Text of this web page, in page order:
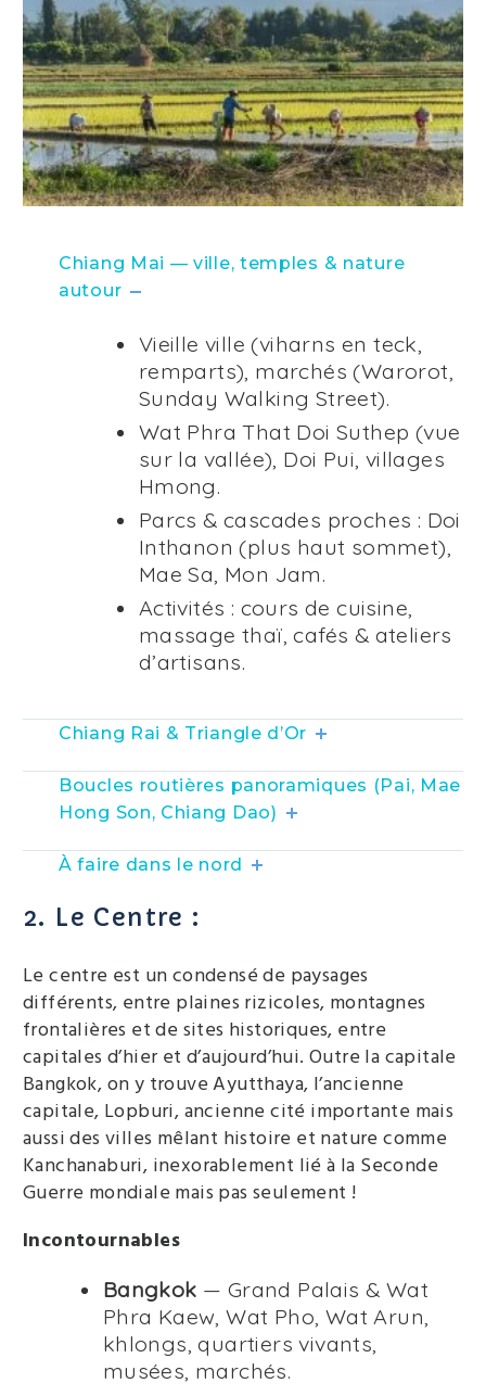
Chiang Mai — ville, temples & nature
autour
Vieille ville (viharns en teck,
remparts), marchés (Warorot,
Sunday Walking Street).
Wat Phra That Doi Suthep (vue
sur la vallée), Doi Pui, villages
Hmong.
Parcs & cascades proches : Doi
Inthanon (plus haut sommet),
Mae Sa, Mon Jam.
Activités : cours de cuisine,
massage thaï, cafés & ateliers
d’artisans.
Chiang Rai & Triangle d’Or
Boucles routières panoramiques (Pai, Mae
Hong Son, Chiang Dao)
À faire dans le nord
2. Le Centre :
Le centre est un condensé de paysages
différents, entre plaines rizicoles, montagnes
frontalières et de sites historiques, entre
capitales d’hier et d’aujourd’hui. Outre la capitale
Bangkok, on y trouve Ayutthaya, l’ancienne
capitale, Lopburi, ancienne cité importante mais
aussi des villes mêlant histoire et nature comme
Kanchanaburi, inexorablement lié à la Seconde
Guerre mondiale mais pas seulement !
Incontournables
Bangkok — Grand Palais & Wat
Phra Kaew, Wat Pho, Wat Arun,
khlongs, quartiers vivants,
musées, marchés.